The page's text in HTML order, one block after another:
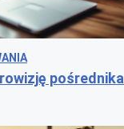
pośrednika